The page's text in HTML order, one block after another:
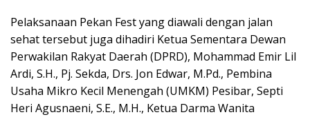
Pelaksanaan Pekan Fest yang diawali dengan jalan
sehat tersebut juga dihadiri Ketua Sementara Dewan
Perwakilan Rakyat Daerah (DPRD), Mohammad Emir Lil
Ardi, S.H., Pj. Sekda, Drs. Jon Edwar, M.Pd., Pembina
Usaha Mikro Kecil Menengah (UMKM) Pesibar, Septi
Heri Agusnaeni, S.E., M.H., Ketua Darma Wanita